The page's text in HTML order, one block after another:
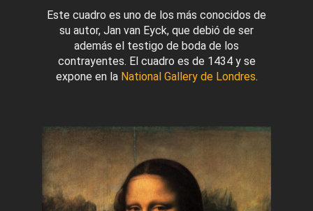
Este cuadro es uno de los más conocidos de
su autor, Jan van Eyck, que debió de ser
además el testigo de boda de los
contrayentes. El cuadro es de 1434 y se
expone en la National Gallery de Londres.